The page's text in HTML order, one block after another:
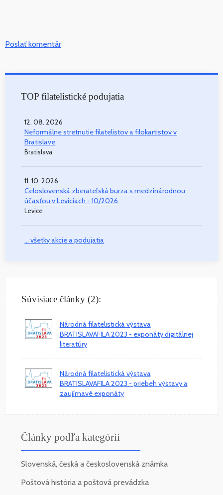
Poslať komentár
TOP filatelistické podujatia
12. 08. 2026
Neformálne stretnutie filatelistov a filokartistov v
Bratislave
Bratislava
11. 10. 2026
Celoslovenská zberateľská burza s medzinárodnou
účasťou v Leviciach - 10/2026
Levice
... všetky akcie a podujatia
Súvisiace články (2):
Národná filatelistická výstava
BRATISLAVAFILA 2023 - exponáty digitálnej
literatúry
Národná filatelistická výstava
BRATISLAVAFILA 2023 - priebeh výstavy a
zaujímavé exponáty
Články podľa kategórií
Slovenská, česká a československá známka
Poštová história a poštová prevádzka